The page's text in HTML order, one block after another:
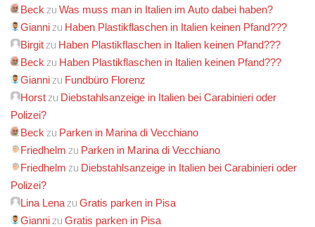
Beck zu Was muss man in Italien im Auto dabei haben?
Gianni zu Haben Plastikflaschen in Italien keinen Pfand???
Birgit zu Haben Plastikflaschen in Italien keinen Pfand???
Beck zu Haben Plastikflaschen in Italien keinen Pfand???
Gianni zu Fundbüro Florenz
Horst zu Diebstahlsanzeige in Italien bei Carabinieri oder
Polizei?
Beck zu Parken in Marina di Vecchiano
Friedhelm zu Parken in Marina di Vecchiano
Friedhelm zu Diebstahlsanzeige in Italien bei Carabinieri oder
Polizei?
Lina Lena zu Gratis parken in Pisa
Gianni zu Gratis parken in Pisa